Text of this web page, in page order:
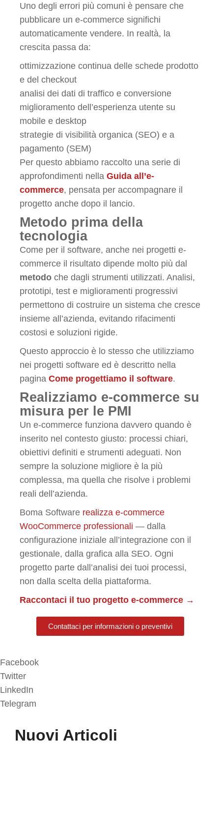
Uno degli errori più comuni è pensare che
pubblicare un e-commerce significhi
automaticamente vendere. In realtà, la
crescita passa da:
ottimizzazione continua delle schede prodotto
e del checkout
analisi dei dati di traffico e conversione
miglioramento dell’esperienza utente su
mobile e desktop
strategie di visibilità organica (SEO) e a
pagamento (SEM)
Per questo abbiamo raccolto una serie di
approfondimenti nella Guida all’e-
commerce, pensata per accompagnare il
progetto anche dopo il lancio.
Metodo prima della
tecnologia
Come per il software, anche nei progetti e-
commerce il risultato dipende molto più dal
metodo che dagli strumenti utilizzati. Analisi,
prototipi, test e miglioramenti progressivi
permettono di costruire un sistema che cresce
insieme all’azienda, evitando rifacimenti
costosi e soluzioni rigide.
Questo approccio è lo stesso che utilizziamo
nei progetti software ed è descritto nella
pagina Come progettiamo il software.
Realizziamo e-commerce su
misura per le PMI
Un e-commerce funziona davvero quando è
inserito nel contesto giusto: processi chiari,
obiettivi definiti e strumenti adeguati. Non
sempre la soluzione migliore è la più
complessa, ma quella che risolve i problemi
reali dell’azienda.
Boma Software realizza e-commerce
WooCommerce professionali — dalla
configurazione iniziale all’integrazione con il
gestionale, dalla grafica alla SEO. Ogni
progetto parte dall’analisi dei tuoi processi,
non dalla scelta della piattaforma.
Raccontaci il tuo progetto e-commerce →
Contattaci per informazioni o preventivi
Facebook
Twitter
LinkedIn
Telegram
Nuovi Articoli